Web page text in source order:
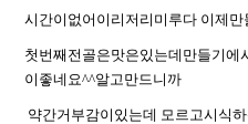
시간이없어이리저리미루다 이제만
첫번째전골은맛은있는데만들기
이좋네요^^알고만드니까
약간거부감이있는데 모르고시식